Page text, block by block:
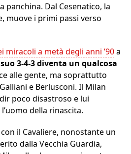
panchina. Dal Cesenatico, la
muove i primi passi verso
miracoli a metà degli anni ’90a
suo 3-4-3 diventa un qualcosa
alle gente, ma soprattutto
e Berlusconi. Il Milan
poco disastroso e lui
della rinascita.
il Cavaliere, nonostante un
dalla Vecchia Guardia,